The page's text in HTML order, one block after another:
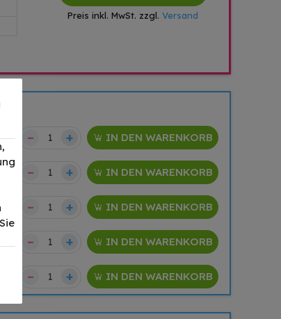
Preis inkl. MwSt. zzgl.Versand
– + IN DEN WARENKORB
– + IN DEN WARENKORB
– + IN DEN WARENKORB
– + IN DEN WARENKORB
– + IN DEN WARENKORB